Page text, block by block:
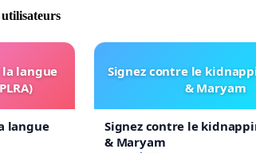
langue
langue
Signez contre le
& Maryam
Signez contre le
& Maryam